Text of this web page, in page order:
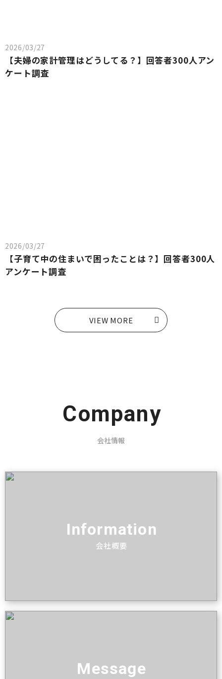
2026/03/27
【夫婦の家計管理はどうしてる？】回答者300人アン
ケート調査
2026/03/27
【子育て中の住まいで困ったことは？】回答者300人
アンケート調査
VIEW MORE
Company
会社情報
Information
会社概要
Message